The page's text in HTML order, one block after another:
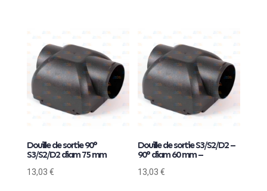
Douille de sortie 90°
S3/S2/D2 diam 75 mm
13,03 €
Douille de sortie S3/S2/D2 –
90° diam 60 mm –
13,03€